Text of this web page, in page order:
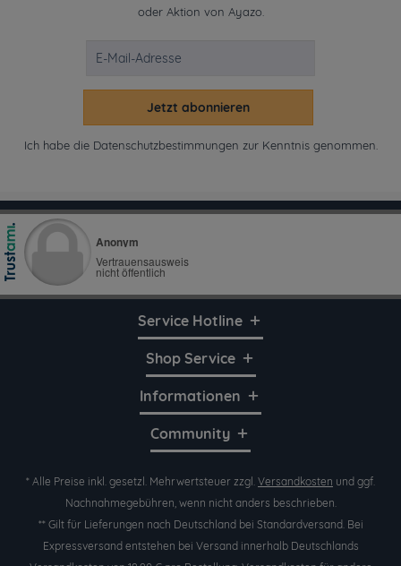
oder Aktion von Ayazo.
Jetzt abonnieren
Ich habe die Datenschutzbestimmungen zur Kenntnis genommen.
Service Hotline
Shop Service
Informationen
Community
* Alle Preise inkl. gesetzl. Mehrwertsteuer zzgl. Versandkosten und ggf.
Nachnahmegebühren, wenn nicht anders beschrieben.
** Gilt für Lieferungen nach Deutschland bei Standardversand. Bei
Expressversand entstehen bei Versand innerhalb Deutschlands